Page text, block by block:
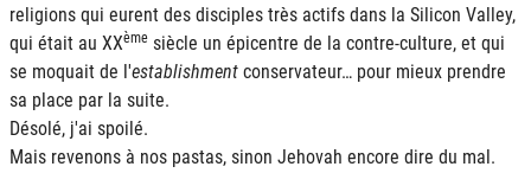
religions qui eurent des disciples très actifs dans la Silicon Valley,
qui était au XXème siècle un épicentre de la contre-culture, et qui
se moquait de l'establishment conservateur… pour mieux prendre
sa place par la suite.
Désolé, j'ai spoilé.
Mais revenons à nos pastas, sinon Jehovah encore dire du mal.